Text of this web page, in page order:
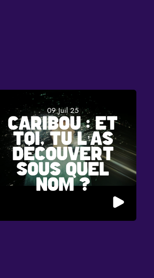
09 Juil 25
CARIBOU : ET
TOI, TU L’AS
DÉCOUVERT
SOUS QUEL
NOM ?